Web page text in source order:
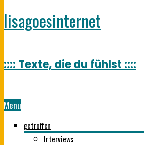
lisagoesinternet
:::: Texte, die du fühlst ::::
Menu
getroffen
Interviews